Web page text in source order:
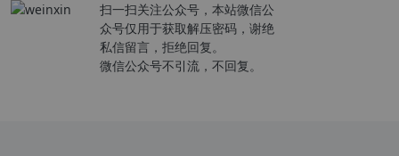
扫一扫关注公众号，本站微信公
众号仅用于获取解压密码，谢绝
私信留言，拒绝回复。
微信公众号不引流，不回复。